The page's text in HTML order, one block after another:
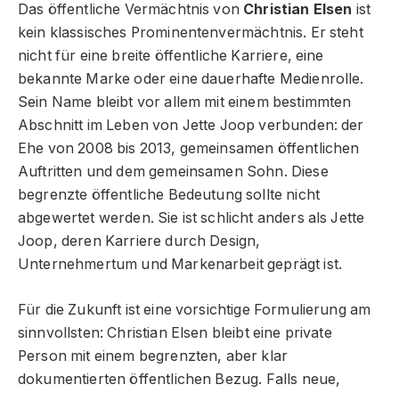
Das öffentliche Vermächtnis von Christian Elsen ist
kein klassisches Prominentenvermächtnis. Er steht
nicht für eine breite öffentliche Karriere, eine
bekannte Marke oder eine dauerhafte Medienrolle.
Sein Name bleibt vor allem mit einem bestimmten
Abschnitt im Leben von Jette Joop verbunden: der
Ehe von 2008 bis 2013, gemeinsamen öffentlichen
Auftritten und dem gemeinsamen Sohn. Diese
begrenzte öffentliche Bedeutung sollte nicht
abgewertet werden. Sie ist schlicht anders als Jette
Joop, deren Karriere durch Design,
Unternehmertum und Markenarbeit geprägt ist.
Für die Zukunft ist eine vorsichtige Formulierung am
sinnvollsten: Christian Elsen bleibt eine private
Person mit einem begrenzten, aber klar
dokumentierten öffentlichen Bezug. Falls neue,